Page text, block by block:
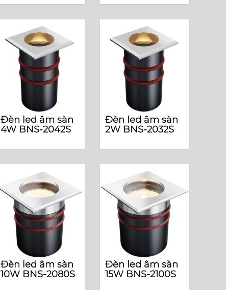
Đèn led âm sàn
4W BNS-2042S
Đèn led âm sàn
2W BNS-2032S
Đèn led âm sàn
10W BNS-2080S
Đèn led âm sàn
15W BNS-2100S